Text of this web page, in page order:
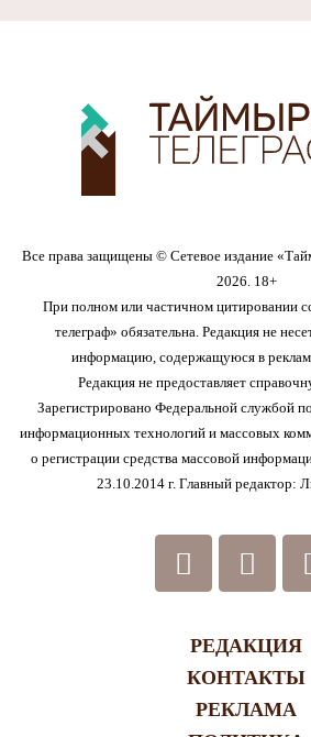
Все права защищены © Сетевое издание
2026. 18+
При полном или частичном цитировании
телеграф» обязательна. Редакция не
информацию, содержащуюся в
Редакция не предоставляет
Зарегистрировано Федеральной службой
информационных технологий и массовых
о регистрации средства массовой
23.10.2014 г. Главный
РЕДАКЦИЯ
КОНТАКТЫ
РЕКЛАМА